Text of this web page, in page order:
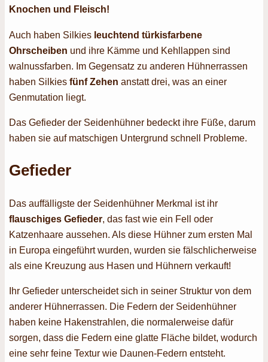
Knochen und Fleisch!
Auch haben Silkies leuchtend türkisfarbene
Ohrscheiben und ihre Kämme und Kehllappen sind
walnussfarben. Im Gegensatz zu anderen Hühnerrassen
haben Silkiesfünf Zehenanstatt drei, was an einer
Genmutation liegt.
Das Gefieder der Seidenhühner bedeckt ihre Füße, darum
haben sie auf matschigen Untergrund schnell Probleme.
Gefieder
Das auffälligste der Seidenhühner Merkmal ist ihr
flauschiges Gefieder, das fast wie ein Fell oder
Katzenhaare aussehen. Als diese Hühner zum ersten Mal
in Europa eingeführt wurden, wurden sie fälschlicherweise
als eine Kreuzung aus Hasen und Hühnern verkauft!
Ihr Gefieder unterscheidet sich in seiner Struktur von dem
anderer Hühnerrassen. Die Federn der Seidenhühner
haben keine Hakenstrahlen, die normalerweise dafür
sorgen, dass die Federn eine glatte Fläche bildet, wodurch
eine sehr feine Textur wie Daunen-Federn entsteht.